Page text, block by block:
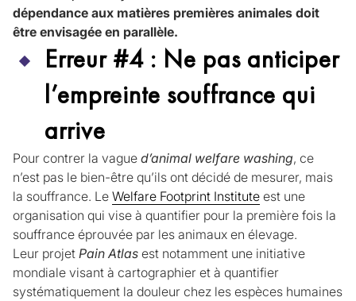
dépendance aux matières premières animales doit
être envisagée en parallèle.
Erreur #4 : Ne pas anticiper
l’empreinte souffrance qui
arrive
Pour contrer la vague d’animal welfare washing, ce
n’est pas le bien-être qu’ils ont décidé de mesurer, mais
la souffrance. Le Welfare Footprint Institute est une
organisation qui vise à quantifier pour la première fois la
souffrance éprouvée par les animaux en élevage.
Leur projet Pain Atlas est notamment une initiative
mondiale visant à cartographier et à quantifier
systématiquement la douleur chez les espèces humaines